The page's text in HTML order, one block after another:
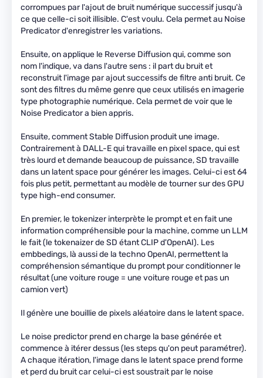
corrompues par l'ajout de bruit numérique successif jusqu'à
ce que celle-ci soit illisible. C'est voulu. Cela permet au Noise
Predicator d'enregistrer les variations.
Ensuite, on applique le Reverse Diffusion qui, comme son
nom l'indique, va dans l'autre sens : il part du bruit et
reconstruit l'image par ajout successifs de filtre anti bruit. Ce
sont des filtres du même genre que ceux utilisés en imagerie
type photographie numérique. Cela permet de voir que le
Noise Predicator a bien appris.
Ensuite, comment Stable Diffusion produit une image.
Contrairement à DALL-E qui travaille en pixel space, qui est
très lourd et demande beaucoup de puissance, SD travaille
dans un latent space pour générer les images. Celui-ci est 64
fois plus petit, permettant au modèle de tourner sur des GPU
type high-end consumer.
En premier, le tokenizer interprète le prompt et en fait une
information compréhensible pour la machine, comme un LLM
le fait (le tokenaizer de SD étant CLIP d'OpenAI). Les
embbedings, là aussi de la techno OpenAI, permettent la
compréhension sémantique du prompt pour conditionner le
résultat (une voiture rouge = une voiture rouge et pas un
camion vert)
Il génère une bouillie de pixels aléatoire dans le latent space.
Le noise predictor prend en charge la base générée et
commence à itérer dessus (les steps qu'on peut paramétrer).
A chaque itération, l'image dans le latent space prend forme
et perd du bruit car celui-ci est soustrait par le noise